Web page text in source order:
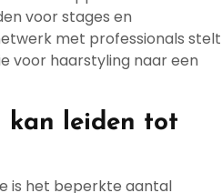
voor stages en
met professionals stelt
voor haarstyling naar een
kan leiden tot
is het beperkte aantal